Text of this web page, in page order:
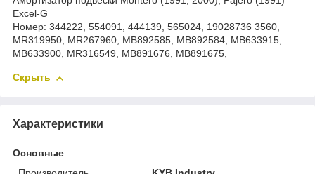
Excel-G
Номер: 344222, 554091, 444139, 565024, 19028736 3560,
MR319950, MR267960, MB892585, MB892584, MB633915,
MB633900, MR316549, MB891676, MB891675,
Скрыть
Характеристики
Основные